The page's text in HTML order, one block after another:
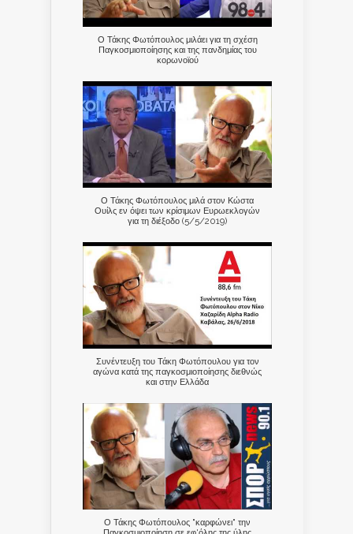
Ο Τάκης Φωτόπουλος μιλάει για τη σχέση
Παγκοσμιοποίησης και της πανδημίας του
κορωνοϊού
Ο Τάκης Φωτόπουλος μιλά στον Κώστα
Ουίλς εν όψει των κρίσιμων Ευρωεκλογών
για τη διέξοδο (5/5/2019)
Συνέντευξη του Τάκη Φωτόπουλου για τον
αγώνα κατά της παγκοσμιοποίησης διεθνώς
και στην Ελλάδα
Ο Τάκης Φωτόπουλος "καρφώνει" την